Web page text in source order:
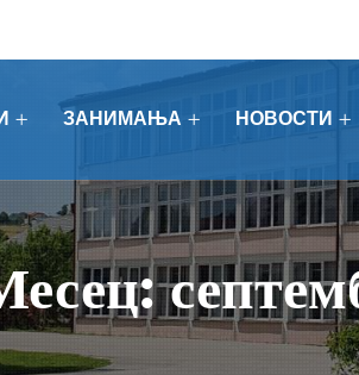
ЗАНИМАЊА НОВОСТИ